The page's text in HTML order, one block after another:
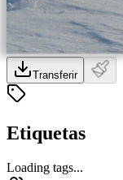
Transferir
Etiquetas
Loading tags...